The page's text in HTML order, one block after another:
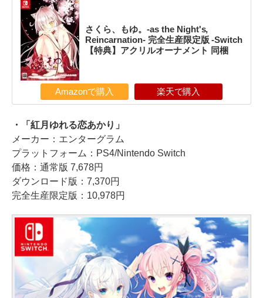
さくら、もゆ。-as the Night's,
Reincarnation- 完全生産限定版 -Switch
【特典】アクリルオーナメント 同梱
Amazonで購入 楽天で購入
・「紅月ゆれる恋あかり」
メーカー：エンターグラム
プラットフォーム：PS4/Nintendo Switch
価格：通常版 7,678円
ダウンロード版：7,370円
完全生産限定版：10,978円